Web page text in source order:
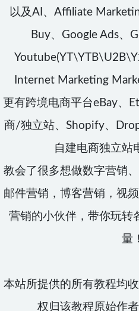
以及AI、Affiliate
Buy、Google Ads、
Internet Marketing
更有跨境电商平台eBay、
商/独立站、Shopify、
自建电商独立站
教会了很多想做数字营销
邮件营销，博客营销，视
营销的小伙伴，带你玩转
量！
本站所提供的所有教程均
权归该教程原始作